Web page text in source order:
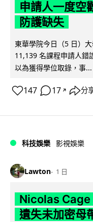
申請人一度空
防護缺失
東華學院今日（5 日）
11,139 名課程申請人錯
以為獲得學位取錄，事...
147 17 ↗ 分
科技娛樂 影視娛樂
Lawton 1 日
Nicolas Cage
遺失未加密母